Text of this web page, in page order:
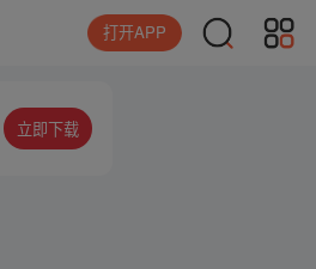
打开APP
立即下载